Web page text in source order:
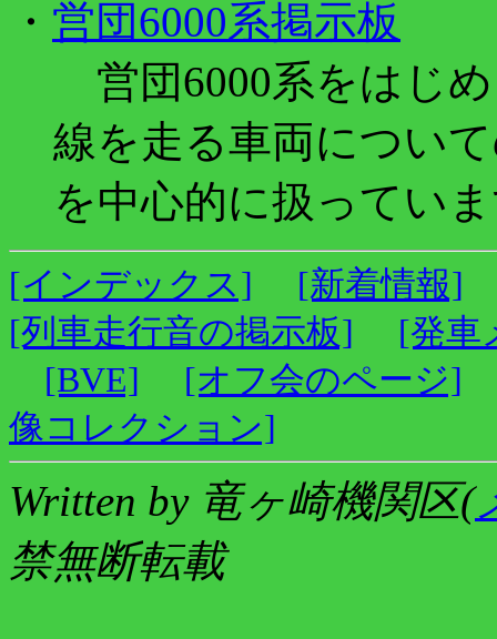
・ 営団6000系掲示板
営団6000系をはじ
線を走る車両につい
を中心的に扱ってい
[インデックス]
[新着情報]
[列車走行音の掲示板]
[発車
[BVE]
[オフ会のページ]
像コレクション]
Written by 竜ヶ崎機関区(
禁無断転載